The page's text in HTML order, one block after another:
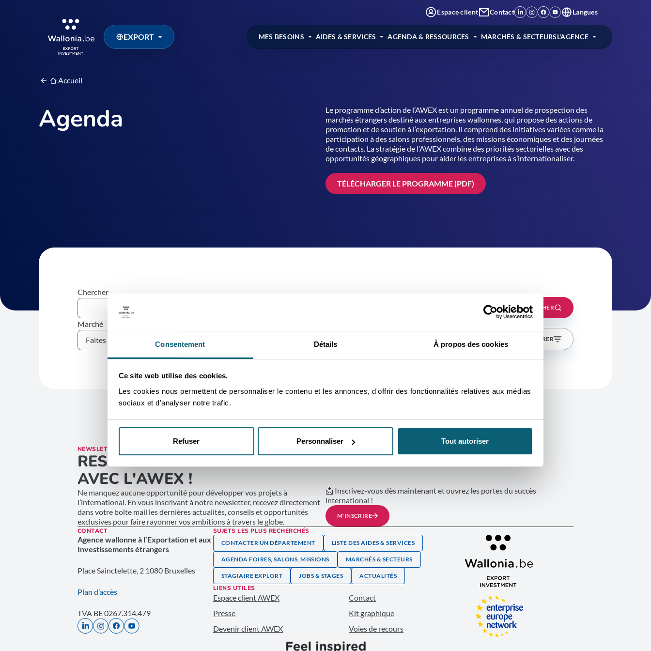
Consentement Détails À propos des cookies
Ce site web utilise des cookies.
Les cookies nous permettent de personnaliser le contenu et les annonces, d'offrir des fonctionnalités relatives aux médias
sociaux et d'analyser notre trafic.
Refuser Personnaliser Tout autoriser
EXPORT
Espace client Contact Langues
MES BESOINS AIDES & SERVICES AGENDA & RESSOURCES MARCHÉS & SECTEURSL'AGENCE
Accueil
Agenda
Le programme d’action de l’AWEX est un programme annuel de prospection des
marchés étrangers destiné aux entreprises wallonnes, qui propose des actions de
promotion et de soutien à l’exportation. Il comprend des initiatives variées comme la
participation à des salons professionnels, des missions économiques et des journées
de contacts. La stratégie de l’AWEX combine des priorités sectorielles avec des
opportunités géographiques pour aider les entreprises à s’internationaliser.
TÉLÉCHARGER LE PROGRAMME (PDF)
Chercher
CHERCHER
Marché
FILTRER
Pas de résultats
NEWSLETTER
RESTEZ CONNECTÉ AU MONDE
AVEC L'AWEX !
Ne manquez aucune opportunité pour développer vos projets à
l’international. En vous inscrivant à notre newsletter, recevez directement
dans votre boîte mail les dernières actualités, conseils et opportunités
exclusives pour faire rayonner vos ambitions à travers le globe.
📩 Inscrivez-vous dès maintenant et ouvrez les portes du succès
international !
M'INSCRIRE
CONTACT
Agence wallonne à l’Exportation et aux
Investissements étrangers
Place Sainctelette, 2 1080 Bruxelles
Plan d’accès
TVA BE 0267.314.479
SUJETS LES PLUS RECHERCHÉS
CONTACTER UN DÉPARTEMENT LISTE DES AIDES & SERVICES
AGENDA FOIRES, SALONS, MISSIONS MARCHÉS & SECTEURS
STAGIAIRE EXPLORT JOBS & STAGES ACTUALITÉS
LIENS UTILES
Espace client AWEX
Contact
Presse
Kit graphique
Devenir client AWEX
Voies de recours